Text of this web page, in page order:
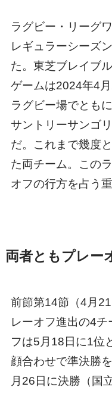
ラグビー・リーグ
レギュラーシーズ
た。東芝ブレイブ
ゲームは2024年4
ラグビー場でとも
サントリーサンゴ
だ。これまで幾度
た両チーム。この
オフの行方を占う
両者ともプレー
前節第14節（4月
レーオフ進出の4
フは5月18日に1位
顔合わせで準決勝
月26日に決勝（国